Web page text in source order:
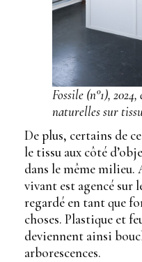
Fossile (n°1),
naturelles sur
De plus, certains de
le tissu aux côté
dans le même
vivant est agencé sur
regardé en tant que
choses. Plastique et
deviennent ainsi
arborescences.